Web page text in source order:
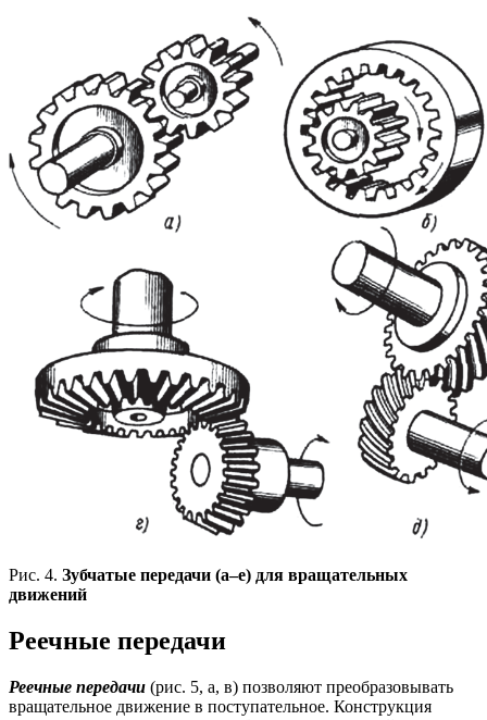
Рис. 4. Зубчатые передачи (а–е) для вращательных
движений
Реечные передачи
Реечные передачи (рис. 5, а, в) позволяют преобразовывать
вращательное движение в поступательное. Конструкция